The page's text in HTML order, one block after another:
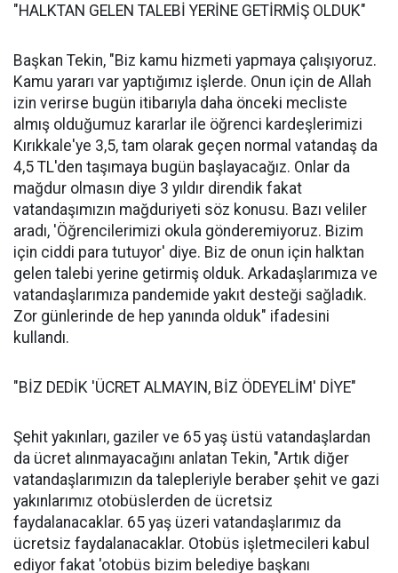
"HALKTAN GELEN TALEBİ YERİNE GETİRMİŞ OLDUK"
Başkan Tekin, "Biz kamu hizmeti yapmaya çalışıyoruz.
Kamu yararı var yaptığımız işlerde. Onun için de Allah
izin verirse bugün itibarıyla daha önceki mecliste
almış olduğumuz kararlar ile öğrenci kardeşlerimizi
Kırıkkale'ye 3,5, tam olarak geçen normal vatandaş da
4,5 TL'den taşımaya bugün başlayacağız. Onlar da
mağdur olmasın diye 3 yıldır direndik fakat
vatandaşımızın mağduriyeti söz konusu. Bazı veliler
aradı, 'Öğrencilerimizi okula gönderemiyoruz. Bizim
için ciddi para tutuyor' diye. Biz de onun için halktan
gelen talebi yerine getirmiş olduk. Arkadaşlarımıza ve
vatandaşlarımıza pandemide yakıt desteği sağladık.
Zor günlerinde de hep yanında olduk" ifadesini
kullandı.
"BİZ DEDİK 'ÜCRET ALMAYIN, BİZ ÖDEYELİM' DİYE"
Şehit yakınları, gaziler ve 65 yaş üstü vatandaşlardan
da ücret alınmayacağını anlatan Tekin, "Artık diğer
vatandaşlarımızın da talepleriyle beraber şehit ve gazi
yakınlarımız otobüslerden de ücretsiz
faydalanacaklar. 65 yaş üzeri vatandaşlarımız da
ücretsiz faydalanacaklar. Otobüs işletmecileri kabul
ediyor fakat 'otobüs bizim belediye başkanı